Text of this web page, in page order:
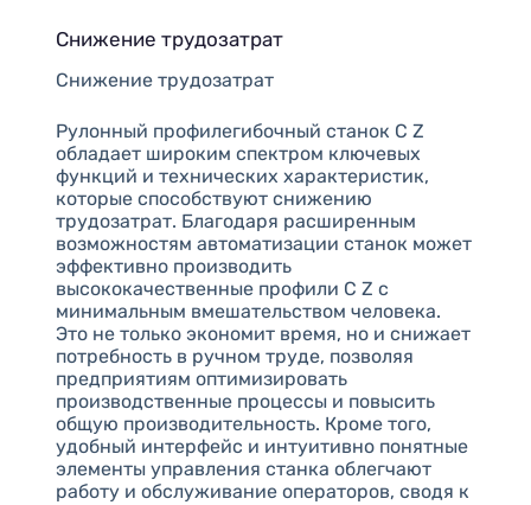
Снижение трудозатрат
Снижение трудозатрат
Рулонный профилегибочный станок C Z
обладает широким спектром ключевых
функций и технических характеристик,
которые способствуют снижению
трудозатрат. Благодаря расширенным
возможностям автоматизации станок может
эффективно производить
высококачественные профили C Z с
минимальным вмешательством человека.
Это не только экономит время, но и снижает
потребность в ручном труде, позволяя
предприятиям оптимизировать
производственные процессы и повысить
общую производительность. Кроме того,
удобный интерфейс и интуитивно понятные
элементы управления станка облегчают
работу и обслуживание операторов, сводя к